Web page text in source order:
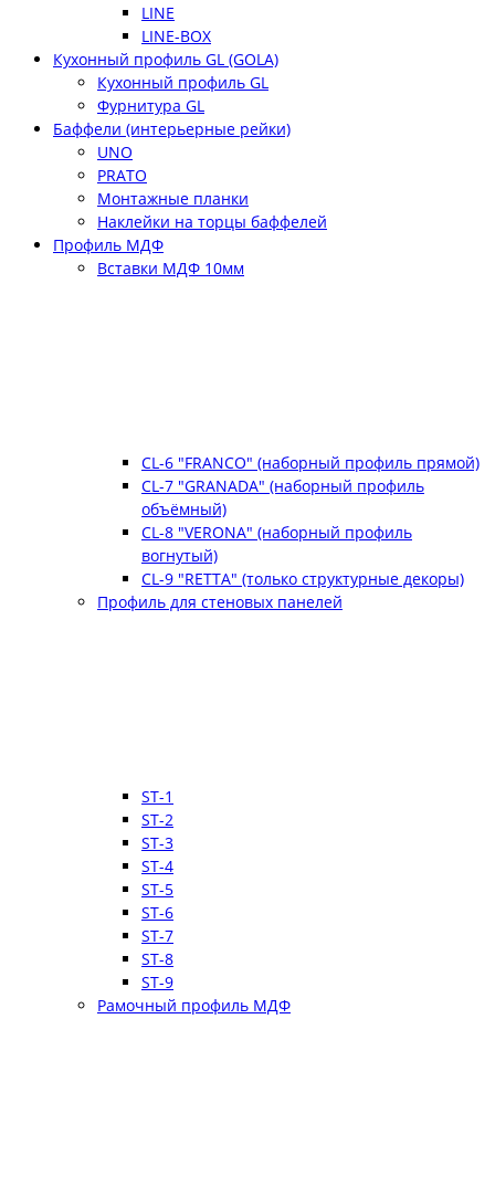
LINE
LINE-BOX
Кухонный профиль GL (GOLA)
Кухонный профиль GL
Фурнитура GL
Баффели (интерьерные рейки)
UNO
PRATO
Монтажные планки
Наклейки на торцы баффелей
Профиль МДФ
Вставки МДФ 10мм
CL-6 "FRANCO" (наборный профиль прямой)
CL-7 "GRANADA" (наборный профиль
объёмный)
CL-8 "VERONA" (наборный профиль
вогнутый)
CL-9 "RETTA" (только структурные декоры)
Профиль для стеновых панелей
ST-1
ST-2
ST-3
ST-4
ST-5
ST-6
ST-7
ST-8
ST-9
Рамочный профиль МДФ